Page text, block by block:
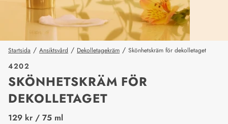
Startsida / Ansiktsvård / Dekolletagekräm / Skönhetskräm för dekolletaget
4202
SKÖNHETSKRÄM FÖR
DEKOLLETAGET
price_label
129 kr / 75 ml